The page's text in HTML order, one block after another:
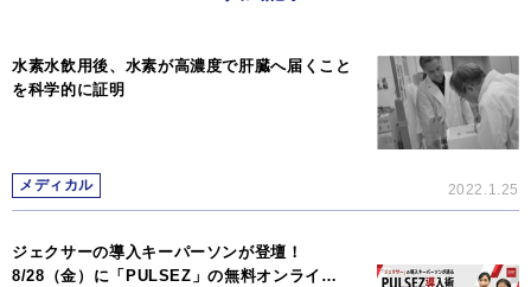
水素水飲用後、水素が高濃度で肝臓へ届くこと
を科学的に証明
メディカル 2022.1.25
ジェクサーの導入キーパーソンが登壇！
8/28（金）に「PULSEZ」の無料オンライ…